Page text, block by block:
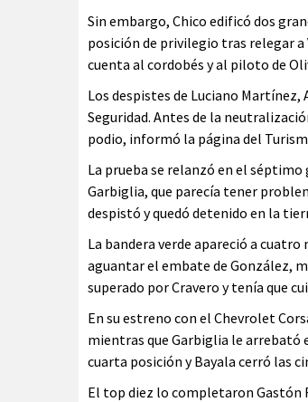
Sin embargo, Chico edificó dos
posición de privilegio tras relegar a
cuenta al cordobés y al piloto de
Los despistes de Luciano
Seguridad. Antes de la
podio, informó la página del
La prueba se relanzó en el séptimo
Garbiglia, que parecía tener
despistó y quedó detenido en la
La bandera verde apareció a
aguantar el embate de González,
superado por Cravero y tenía que
En su estreno con el Chevrolet
mientras que Garbiglia le arrebató
cuarta posición y Bayala cerró las
El top diez lo completaron Gastón